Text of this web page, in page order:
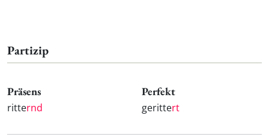
Partizip
Präsens
ritternd
Perfekt
gerittert